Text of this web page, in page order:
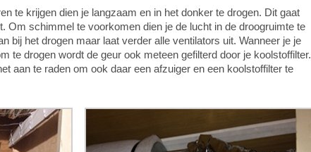
te krijgen dien je langzaam en in het donker te drogen. Dit gaat
Om schimmel te voorkomen dien je de lucht in de droogruimte te
bij het drogen maar laat verder alle ventilators uit. Wanneer je je
te drogen wordt de geur ook meteen gefilterd door je koolstoffilter.
aan te raden om ook daar een afzuiger en een koolstoffilter te